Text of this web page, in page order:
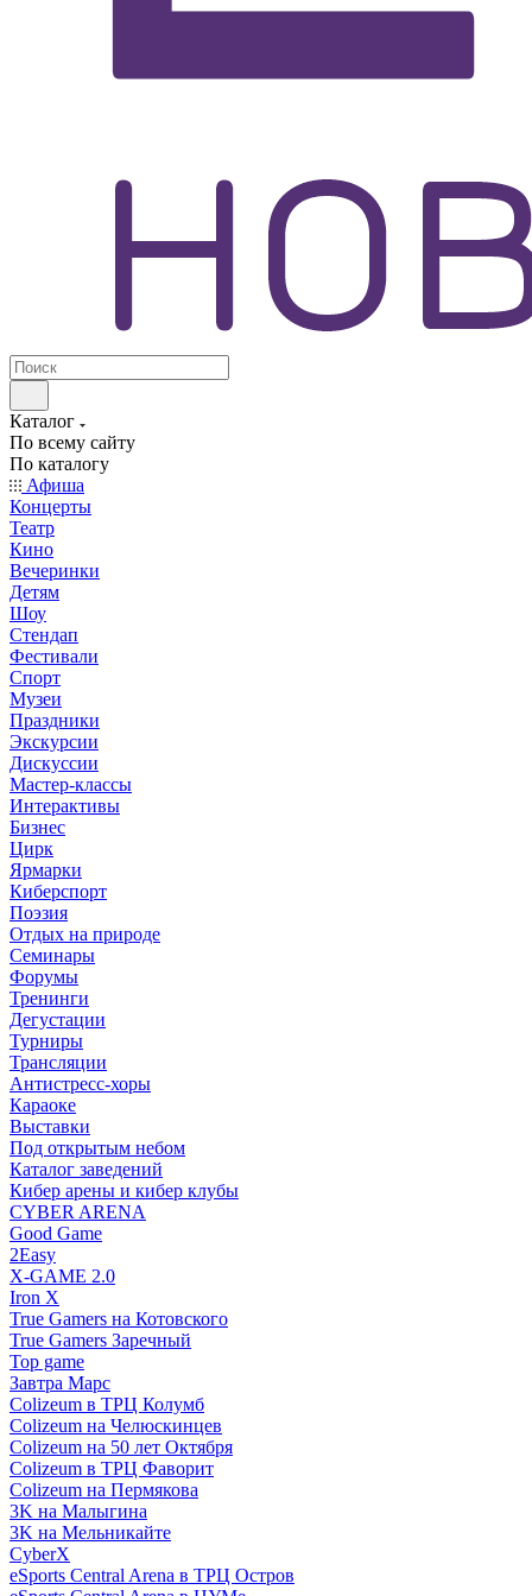
Каталог
По всему сайту
По каталогу
Афиша
Концерты
Театр
Кино
Вечеринки
Детям
Шоу
Стендап
Фестивали
Спорт
Музеи
Праздники
Экскурсии
Дискуссии
Мастер-классы
Интерактивы
Бизнес
Цирк
Ярмарки
Киберспорт
Поэзия
Отдых на природе
Семинары
Форумы
Тренинги
Дегустации
Турниры
Трансляции
Антистресс-хоры
Караоке
Выставки
Под открытым небом
Каталог заведений
Кибер арены и кибер клубы
CYBER ARENA
Good Game
2Easy
X-GAME 2.0
Iron X
True Gamers на Котовского
True Gamers Заречный
Top game
Завтра Марс
Colizeum в ТРЦ Колумб
Colizeum на Челюскинцев
Colizeum на 50 лет Октября
Colizeum в ТРЦ Фаворит
Colizeum на Пермякова
3K на Малыгина
3K на Мельникайте
CyberX
eSports Central Arena в ТРЦ Остров